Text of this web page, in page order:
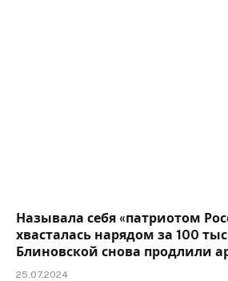
Называла себя «патриотом
хвасталась нарядом за 100
Блиновской снова продлили
25.07.2024